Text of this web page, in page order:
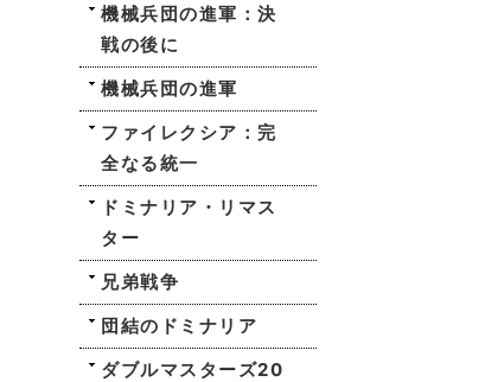
機械兵団の進軍：決
戦の後に
機械兵団の進軍
ファイレクシア：完
全なる統一
ドミナリア・リマス
ター
兄弟戦争
団結のドミナリア
ダブルマスターズ20